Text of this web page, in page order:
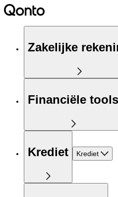
Zakelijke
Financiële tools
Krediet Krediet